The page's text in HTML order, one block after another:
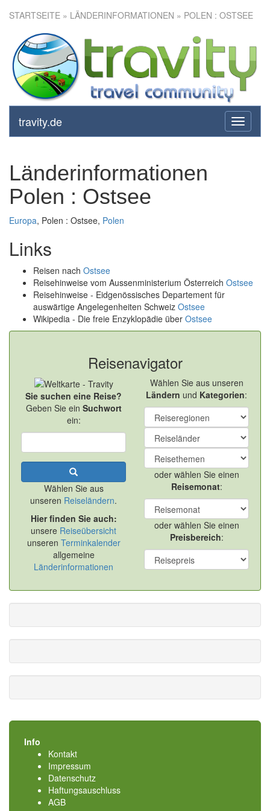
STARTSEITE » LÄNDERINFORMATIONEN » POLEN : OSTSEE
toggle
travity.de
Länderinformationen
Polen : Ostsee
Europa, Polen : Ostsee, Polen
Links
Reisen nach Ostsee
Reisehinweise vom Aussenministerium Österreich Ostsee
Reisehinweise - Eidgenössisches Departement für
auswärtige Angelegenheiten Schweiz Ostsee
Wikipedia - Die freie Enzyklopädie über Ostsee
Reisenavigator
Sie suchen eine Reise?
Geben Sie ein Suchwort
ein:
Wählen Sie aus
unseren Reiseländern.
Hier finden Sie auch:
unsere Reiseübersicht
unseren Terminkalender
allgemeine
Länderinformationen
Wählen Sie aus unseren
Ländern und Kategorien:
oder wählen Sie einen
Reisemonat:
oder wählen Sie einen
Preisbereich:
Info
Kontakt
Impressum
Datenschutz
Haftungsauschluss
AGB